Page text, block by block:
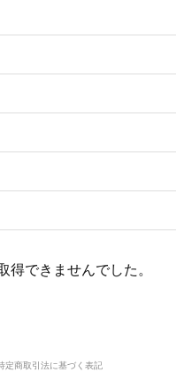
できませんでした。
定商取引法に基づく表記